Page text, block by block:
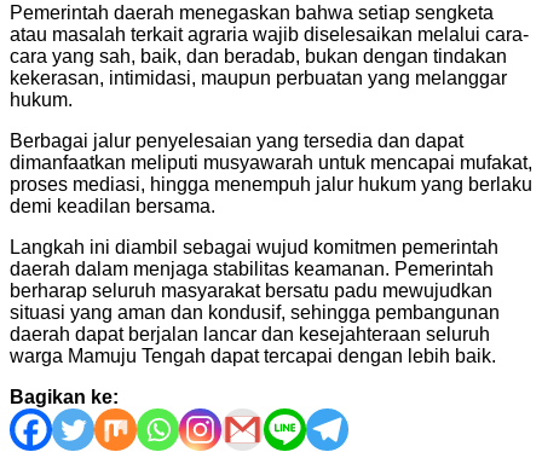
Pemerintah daerah menegaskan bahwa setiap sengketa
atau masalah terkait agraria wajib diselesaikan melalui cara-
cara yang sah, baik, dan beradab, bukan dengan tindakan
kekerasan, intimidasi, maupun perbuatan yang melanggar
hukum.
Berbagai jalur penyelesaian yang tersedia dan dapat
dimanfaatkan meliputi musyawarah untuk mencapai mufakat,
proses mediasi, hingga menempuh jalur hukum yang berlaku
demi keadilan bersama.
Langkah ini diambil sebagai wujud komitmen pemerintah
daerah dalam menjaga stabilitas keamanan. Pemerintah
berharap seluruh masyarakat bersatu padu mewujudkan
situasi yang aman dan kondusif, sehingga pembangunan
daerah dapat berjalan lancar dan kesejahteraan seluruh
warga Mamuju Tengah dapat tercapai dengan lebih baik.
Bagikan ke: